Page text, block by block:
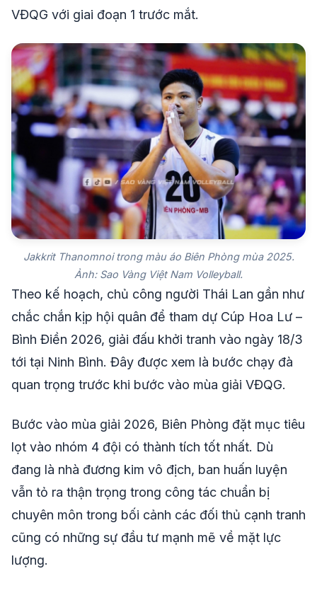
VĐQG với giai đoạn 1 trước mắt.
Jakkrit Thanomnoi trong màu áo Biên Phòng mùa 2025.
Ảnh: Sao Vàng Việt Nam Volleyball.
Theo kế hoạch, chủ công người Thái Lan gần như
chắc chắn kịp hội quân để tham dự Cúp Hoa Lư –
Bình Điền 2026, giải đấu khởi tranh vào ngày 18/3
tới tại Ninh Bình. Đây được xem là bước chạy đà
quan trọng trước khi bước vào mùa giải VĐQG.
Bước vào mùa giải 2026, Biên Phòng đặt mục tiêu
lọt vào nhóm 4 đội có thành tích tốt nhất. Dù
đang là nhà đương kim vô địch, ban huấn luyện
vẫn tỏ ra thận trọng trong công tác chuẩn bị
chuyên môn trong bối cảnh các đối thủ cạnh tranh
cũng có những sự đầu tư mạnh mẽ về mặt lực
lượng.